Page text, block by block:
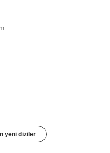
yeni diziler